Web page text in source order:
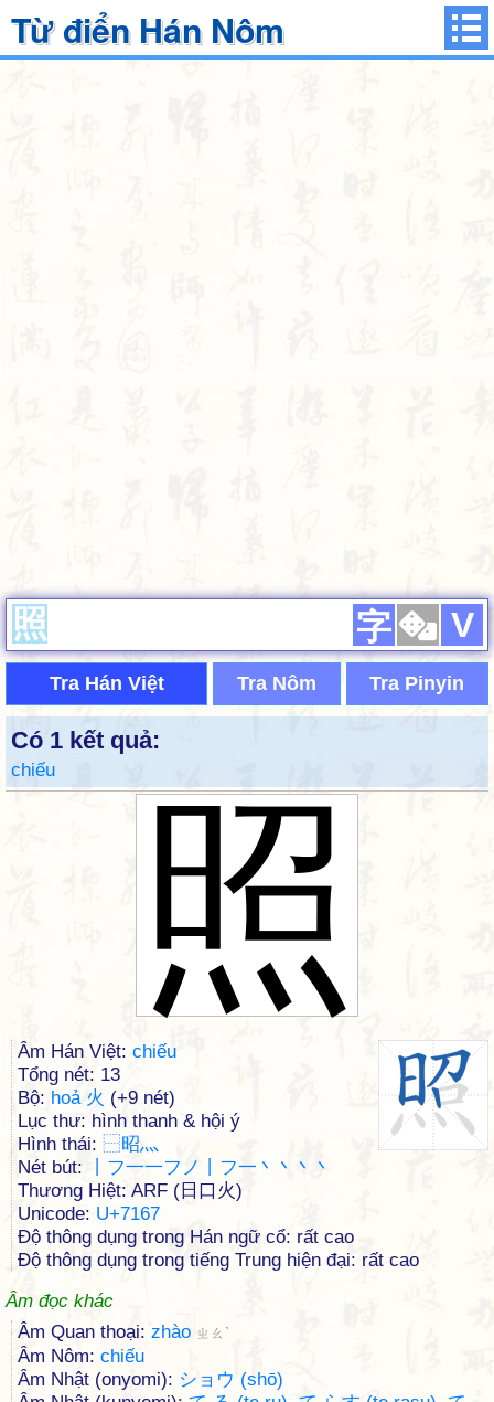
Từ điển Hán Nôm
字 V
Tra Hán Việt Tra Nôm Tra Pinyin
Có 1 kết quả:
chiếu
照
Âm Hán Việt: chiếu
Tổng nét: 13
Bộ: hoả 火 (+9 nét)
Lục thư: hình thanh & hội ý
Hình thái: ⿱昭灬
Nét bút:
丨フ一一フノ丨フ一丶丶丶丶
Thương Hiệt: ARF (日口火)
Unicode: U+7167
Độ thông dụng trong Hán ngữ cổ: rất cao
Độ thông dụng trong tiếng Trung hiện đại: rất cao
Âm đọc khác
Âm Quan thoại: zhào ㄓㄠˋ
Âm Nôm: chiếu
Âm Nhật (onyomi): ショウ (shō)